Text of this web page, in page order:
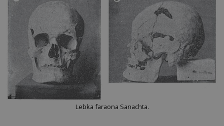
Lebka faraona Sanachta.